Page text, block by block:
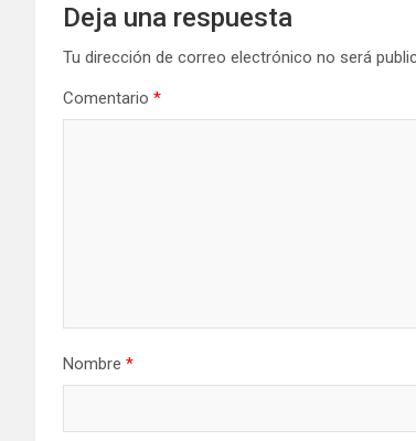
Deja una respuesta
Tu dirección de correo electrónico no será
Comentario *
Nombre *